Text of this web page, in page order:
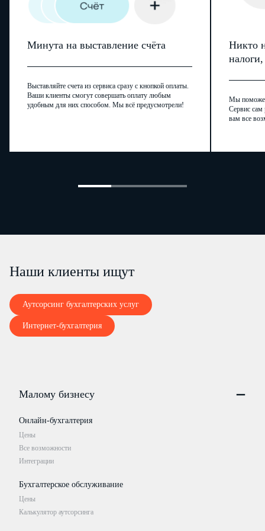
… … г.;
расшифровка подписи (фамилия,
…
Минута на выставление счёта
Выставляйте счета из сервиса сразу с кнопкой оплаты.
Ваши клиенты смогут совершать оплату любым
удобным для них способом. Мы всё предусмотрели!
Никто
Мы
Сервис сам
вам все
Наши клиенты ищут
Аутсорсинг бухгалтерских услуг
Интернет-бухгалтерия
Малому бизнесу
Онлайн-бухгалтерия
Цены
Все возможности
Интеграции
Бухгалтерское обслуживание
Цены
Калькулятор аутсорсинга